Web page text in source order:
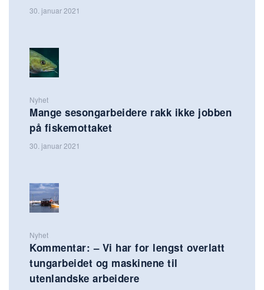
30. januar 2021
Nyhet
Mange sesongarbeidere rakk ikke jobben
på fiskemottaket
30. januar 2021
Nyhet
Kommentar: – Vi har for lengst overlatt
tungarbeidet og maskinene til
utenlandske arbeidere